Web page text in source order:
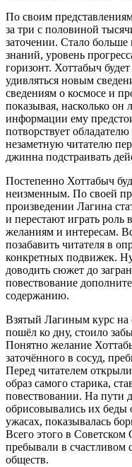
По своим
за три с половиной
заточении. Стало больше
знаний, уровень
горизонт. Хоттабыч будет
удивляться новым
сведениям о космосе и
показывая, насколько он
информации ему
потворствует
незаметную читателю
джинна подстраивать
Постепенно Хоттабыч
неизменным. По своей
произведении Лагина
и перестают играть роль
желаниям и интересам.
позабавить читателя в
конкретных подвижек.
доводить сюжет до
повествование
содержанию.
Взятый Лагиным курс на
пошёл ко дну, стоило
Понятно желание
заточённого в сосуд,
Перед читателем
образ самого старика,
повествовании. На пути
обрисовывались их беды
ужасах, показывалась
Всего этого в
пребывали в счастливом
обществ.